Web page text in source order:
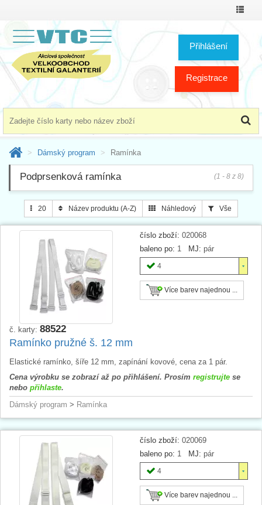
Přihlášení
Registrace
Dámský program Ramínka
Podprsenková ramínka (1 - 8 z 8)
20 Název produktu (A-Z) Náhledový Vše
číslo zboží: 020068
baleno po: 1 MJ: pár
4
Více barev najednou ...
č. karty: 88522
Ramínko pružné š. 12 mm
Elastické ramínko, šíře 12 mm, zapínání kovové, cena za 1 pár.
Cena výrobku se zobrazí až po přihlášení. Prosím registrujte se
nebo přihlaste.
Dámský program > Ramínka
číslo zboží: 020069
baleno po: 1 MJ: pár
4
Více barev najednou ...